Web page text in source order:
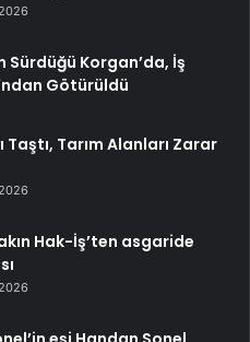
Sürdüğü Korgan’da, İş
Götürüldü
Taştı, Tarım Alanları Zarar
Hak-İş’ten asgaride